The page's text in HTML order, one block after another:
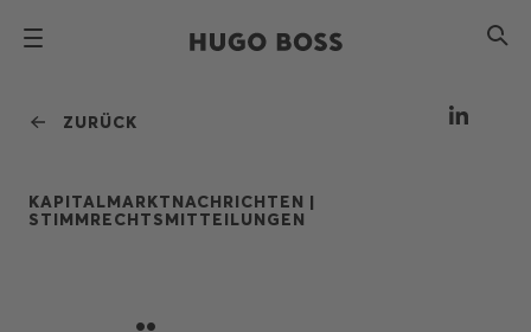
ZURÜCK
KAPITALMARKTNACHRICHTEN |
STIMMRECHTSMITTEILUNGEN